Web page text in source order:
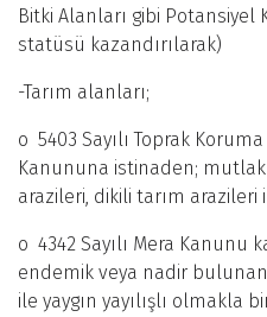
Bitki Alanları gibi
statüsü kazandırılarak)
-Tarım alanları;
o 5403 Sayılı Toprak
Kanununa istinaden;
arazileri, dikili tarım arazileri
o 4342 Sayılı Mera Kanunu
endemik veya nadir
ile yaygın yayılışlı olmakla